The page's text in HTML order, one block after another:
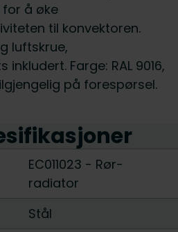
å øke
til konvektoren.
luftskrue,
Farge: RAL 9016,
på forespørsel.
EC011023 - Rør-
radiator
Stål